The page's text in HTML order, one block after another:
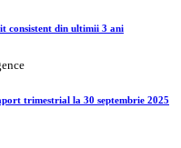
consistent din ultimii 3 ani
trimestrial la 30 septembrie 2025